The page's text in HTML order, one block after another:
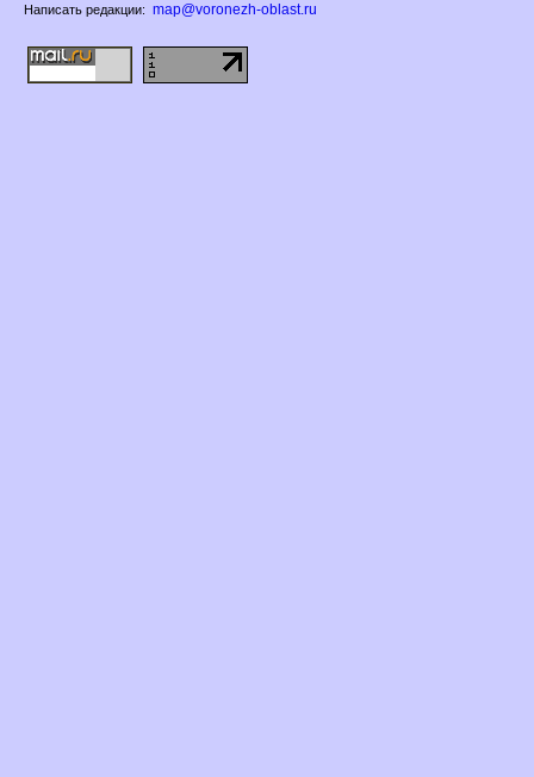
Написать редакции: map@voronezh-oblast.ru